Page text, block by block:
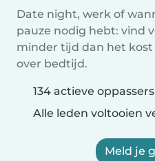
Date night, werk of
pauze nodig hebt: vind
minder tijd dan het
over bedtijd.
134 actieve
Alle leden voltooien
Meld je